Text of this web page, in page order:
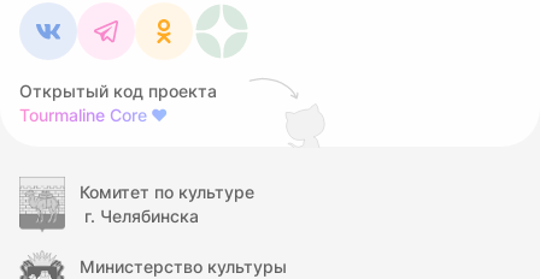
Открытый код проекта
Tourmaline Core ❤
Комитет по культуре
г. Челябинска
Министерство культуры